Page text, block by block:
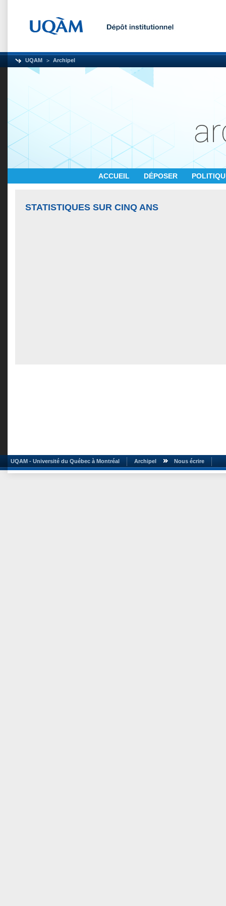
UQAM Archipel
ACCUEIL DÉPOSER
STATISTIQUES SUR CINQ ANS
UQAM - Université du Québec à Montréal Archipel Nous écrire